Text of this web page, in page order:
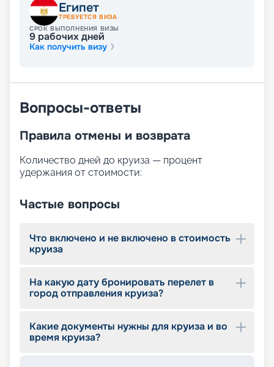
В свободное от экскурсий время, каждый
турист может выбрать себе отдых по душе. Для
этого на борту доступны:
просторная солнечная палуба с шезлонгами;
бар ресторан у бассейна и лаунж-бар;
массажный салон;
фитнес-центр с кардиотренажёрами;
Египет
ТРЕБУЕТСЯ ВИЗА
СРОК ВЫПОЛНЕНИЯ ВИЗЫ
9 рабочих дней
Как получить визу
Вопросы-ответы
Правила отмены и возврата
Количество дней до круиза — процент
удержания от стоимости:
Частые вопросы
Что включено и не включено в стоимость
круиза
На какую дату бронировать перелет в
город отправления круиза?
Какие документы нужны для круиза и во
время круиза?